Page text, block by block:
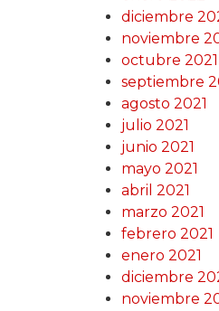
diciembre
noviembre
octubre 2021
septiembre
agosto 2021
julio 2021
junio 2021
mayo 2021
abril 2021
marzo 2021
febrero 2021
enero 2021
diciembre
noviembre